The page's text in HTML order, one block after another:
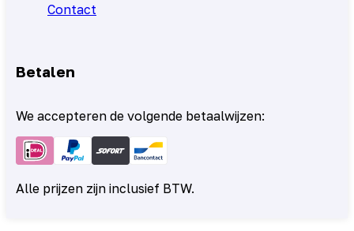
Contact
Betalen
We accepteren de volgende betaalwijzen:
Alle prijzen zijn inclusief BTW.